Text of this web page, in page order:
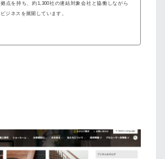
拠点を持ち、約1,300社の連結対象会社と協働しながら
ビジネスを展開しています。